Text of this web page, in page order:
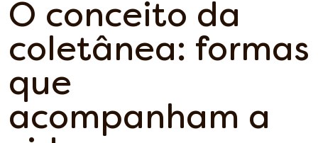
O conceito da
coletânea: formas
que
acompanham a